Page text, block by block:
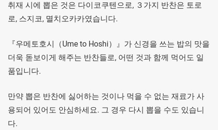
취재 시에 뽑은 것은 다이코쿠텐으로, ３가지 반찬은 토로
로, 스지코, 멸치오카카였습니다.
『우메토호시（Ume to Hoshi）』가 신경을 쓰는 밥의 맛을
더욱 돋보이게 해주는 반찬들로, 어떤 것과 함께 먹어도 일
품입니다.
만약 뽑은 반찬에 싫어하는 것이나 먹을 수 없는 재료가 사
용되어 있어도 안심하세요. 그 경우 다시 뽑을 수도 있습니
다.